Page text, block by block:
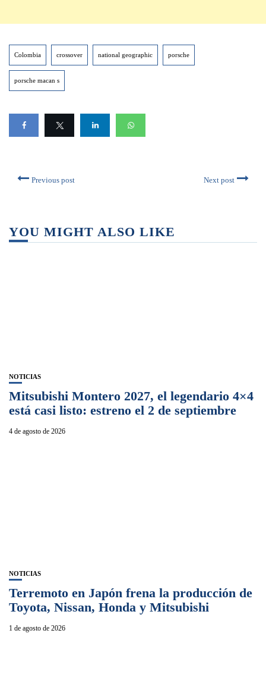
Colombia crossover national geographic porsche
porsche macan s
Previous post Next post
YOU MIGHT ALSO LIKE
NOTICIAS
Mitsubishi Montero 2027, el legendario 4×4
está casi listo: estreno el 2 de septiembre
4 de agosto de 2026
NOTICIAS
Terremoto en Japón frena la producción de
Toyota, Nissan, Honda y Mitsubishi
1 de agosto de 2026